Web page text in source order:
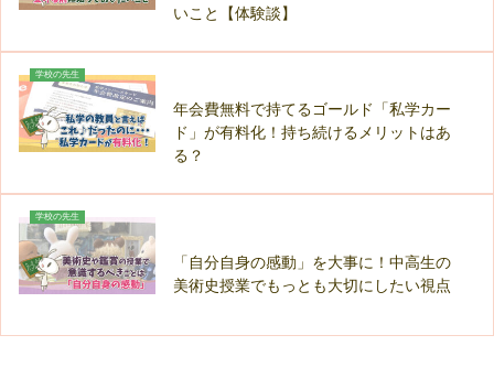
いこと【体験談】
学校の先生
年会費無料で持てるゴールド「私学カー
ド」が有料化！持ち続けるメリットはあ
る？
学校の先生
「自分自身の感動」を大事に！中高生の
美術史授業でもっとも大切にしたい視点